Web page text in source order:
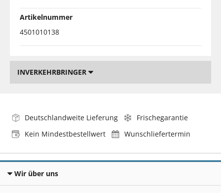
Artikelnummer
4501010138
INVERKEHRBRINGER
Deutschlandweite Lieferung
Frischegarantie
Kein Mindestbestellwert
Wunschliefertermin
Wir über uns